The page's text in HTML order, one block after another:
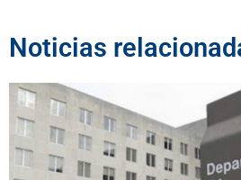
Noticias